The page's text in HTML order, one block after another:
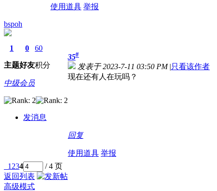
使用道具 举报
bspoh
1
主题
0
好友
60
积分
中级会员
发消息
35#
发表于 2023-7-11 03:50 PM |只看该作者
现在还有人在玩吗？
回复
使用道具 举报
1 234
/ 4 页
返回列表
高级模式